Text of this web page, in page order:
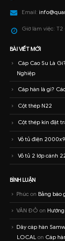
Email:
Giờ làm việc: T2
BÀI VIẾT MỚI
Cáp Cao Su Là
Nghiệp
Cáp hàn là gì?
Cột thép N22
Cột thép kín đặt
Vỏ tủ điện
Vỏ tủ 2 lớp cánh
BÌNH LUẬN
Phúc on Bảng báo
VĂN ĐỎ on
Dây cáp hàn
LOCAL on Cáp